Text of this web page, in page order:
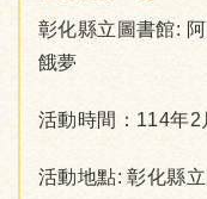
彰化縣立圖書館:
餓夢
活動時間：114年
活動地點: 彰化縣